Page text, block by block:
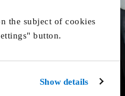
the subject of cookies
button.
Show details